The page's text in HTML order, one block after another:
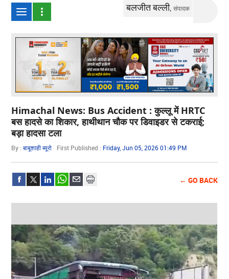
बलजीत बल्ली,संपादक
Himachal News: Bus Accident : कुल्लू में HRTC
बस हादसे का शिकार, हाथीथान चौक पर डिवाइडर से टकराई;
बड़ा हादसा टला
By :बाबूशाही ब्यूरो First Published : Friday, Jun 05, 2026 01:49 PM
← GO BACK